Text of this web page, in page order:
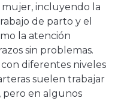
incluyendo la
de parto y el
la atención
sin problemas.
diferentes niveles
suelen trabajar
pero en algunos